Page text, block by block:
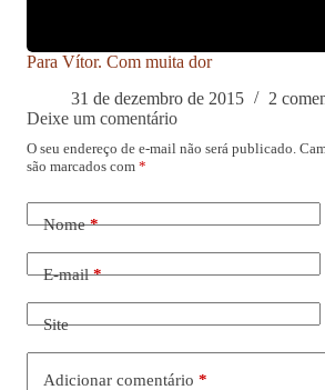
Para Vítor. Com muita dor
31 de dezembro de 2015
2
Deixe um comentário
O seu endereço de e-mail não será publicado.
são marcados com *
Nome*
E-mail*
Site
Adicionar comentário *